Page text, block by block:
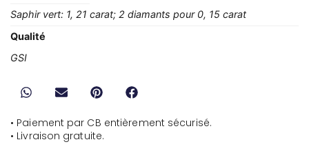
Saphir vert: 1, 21 carat; 2 diamants pour 0, 15 carat
Qualité
GSI
• Paiement par CB entièrement sécurisé.
• Livraison gratuite.